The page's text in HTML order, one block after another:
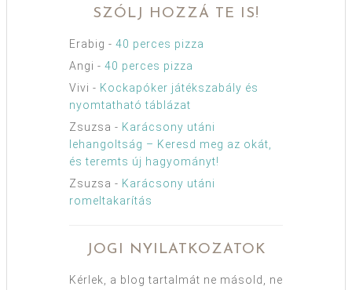
SZÓLJ HOZZÁ TE IS!
Erabig - 40 perces pizza
Angi - 40 perces pizza
Vivi - Kockapóker játékszabály és
nyomtatható táblázat
Zsuzsa - Karácsony utáni
lehangoltság – Keresd meg az okát,
és teremts új hagyományt!
Zsuzsa - Karácsony utáni
romeltakarítás
JOGI NYILATKOZATOK
Kérlek, a blog tartalmát ne másold, ne